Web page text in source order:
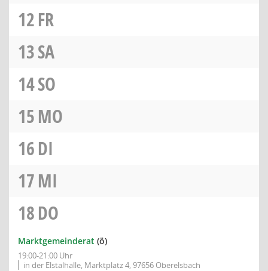
12FR
13SA
14SO
15MO
16DI
17MI
18DO
Marktgemeinderat (ö)
19:00-21:00 Uhr
in der Elstalhalle, Marktplatz 4, 97656 Oberelsbach